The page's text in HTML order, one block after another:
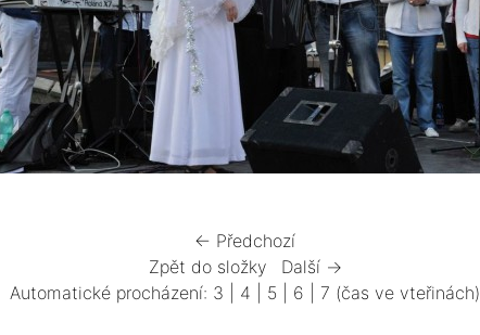
← Předchozí
Zpět do složky
Další →
Automatické procházení: 3 4 5 6 7 (čas ve vteřinách)